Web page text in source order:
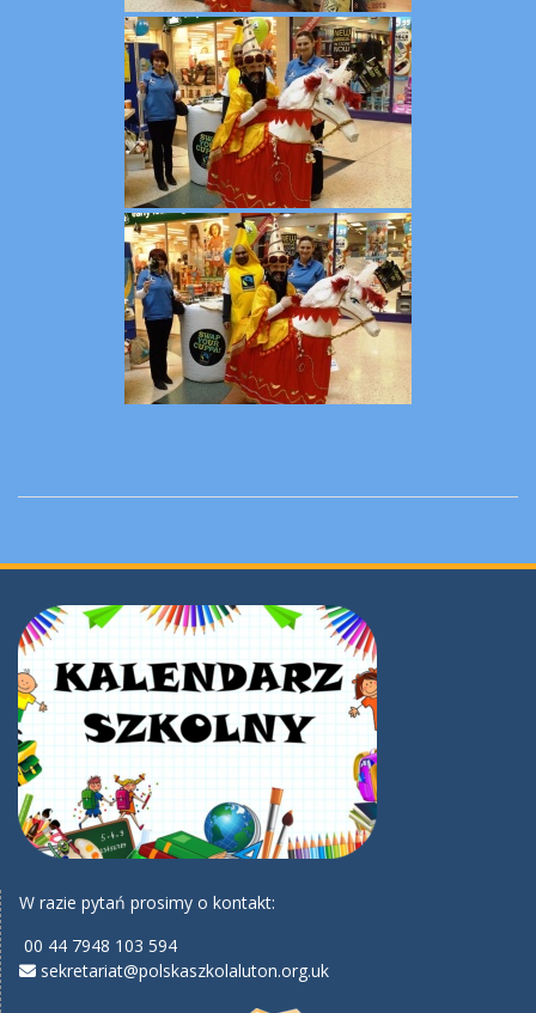
W razie pytań prosimy o kontakt:
00 44 7948 103 594
sekretariat@polskaszkolaluton.org.uk